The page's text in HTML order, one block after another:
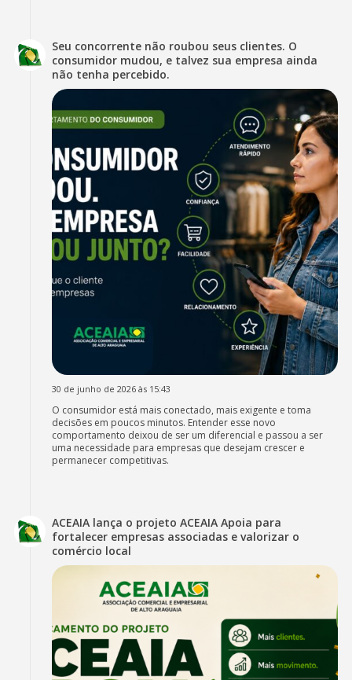
Seu concorrente não roubou seus clientes. O
consumidor mudou, e talvez sua empresa ainda
não tenha percebido.
30 de junho de 2026 às 15:43
O consumidor está mais conectado, mais exigente e toma
decisões em poucos minutos. Entender esse novo
comportamento deixou de ser um diferencial e passou a ser
uma necessidade para empresas que desejam crescer e
permanecer competitivas.
ACEAIA lança o projeto ACEAIA Apoia para
fortalecer empresas associadas e valorizar o
comércio local